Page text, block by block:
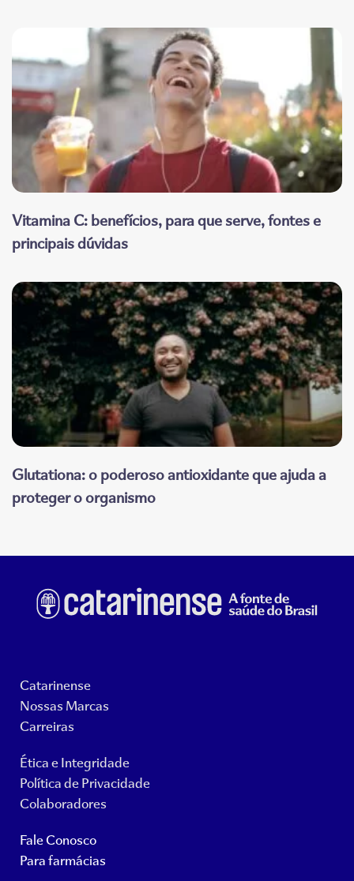
Vitamina C: benefícios, para que serve, fontes e
principais dúvidas
Glutationa: o poderoso antioxidante que ajuda a
proteger o organismo
Catarinense
Nossas Marcas
Carreiras
Ética e Integridade
Política de Privacidade
Colaboradores
Fale Conosco
Para farmácias